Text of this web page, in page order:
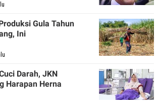
Gula Tahun
Ini
Darah, JKN
Harapan Herna